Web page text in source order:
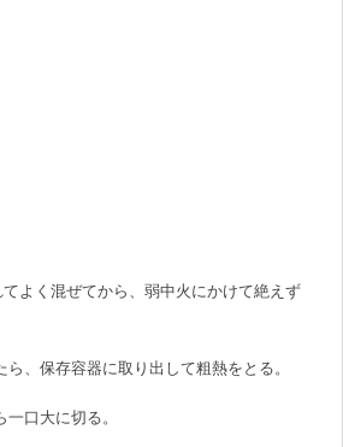
よく混ぜてから、弱中火にかけて絶えず
、保存容器に取り出して粗熱をとる。
口大に切る。